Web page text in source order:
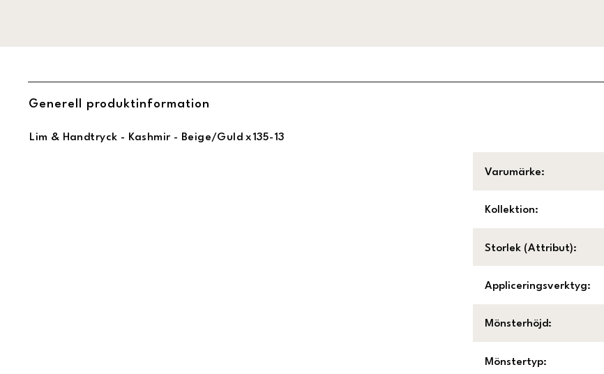
Generell produktinformation
Lim & Handtryck - Kashmir - Beige/Guld x135-13
Varumärke:
Kollektion:
Storlek (Attribut):
Appliceringsverktyg:
Mönsterhöjd:
Mönstertyp: